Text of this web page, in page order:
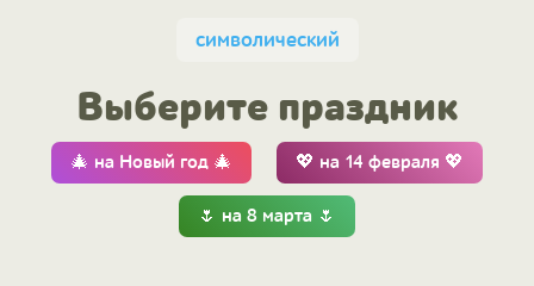
символический
Выберите праздник
🎄 на Новый год 🎄 💖 на 14 февраля 💖
🌷 на 8 марта 🌷